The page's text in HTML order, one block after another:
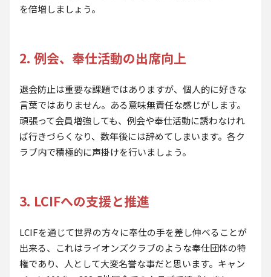
を倍増しましょう。
2. 例会、奉仕活動の出席向上
退会防止は重要な課題ではありますが、個人的に好きな
言葉ではありません。ある意味無責任な感じがします。
頑張って会員増強しても、例会や奉仕活動に誘わなけれ
ば行きづらくなり、数年後には辞めてしまいます。各ク
ラブ内で積極的に声掛けを行いましょう。
3. LCIFへの支援と推進
LCIFを通じて世界の方々に奉仕の手を差し伸べることが
出来る、これはライオンズクラブのような奉仕団体の特
権であり、人として大変名誉な事だと思います。キャン